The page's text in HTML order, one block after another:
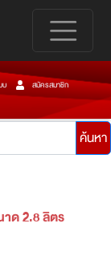
บ
สมัครสมาชิก
ค้นหา
าด 2.8 ลิตร